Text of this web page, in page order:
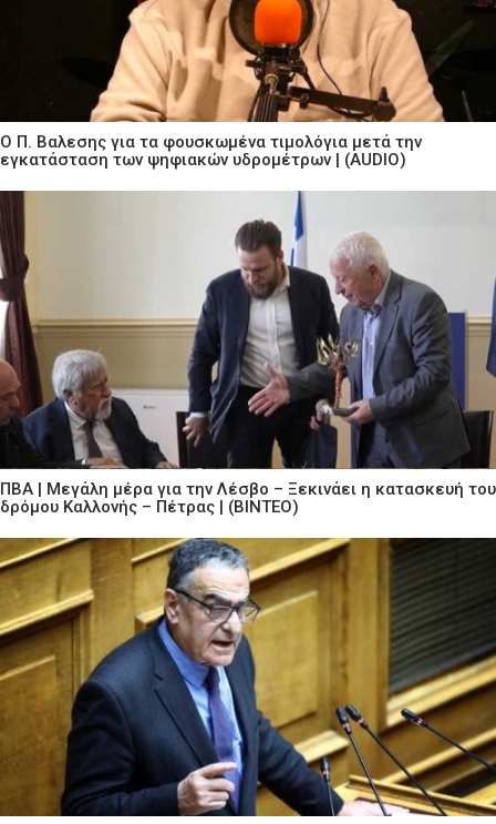
Ο Π. Βαλεσης για τα φουσκωμένα τιμολόγια μετά την
εγκατάσταση των ψηφιακών υδρομέτρων | (AUDIO)
ΠΒΑ | Μεγάλη μέρα για την Λέσβο – Ξεκινάει η κατασκευή του
δρόμου Καλλονής – Πέτρας | (ΒΙΝΤΕΟ)